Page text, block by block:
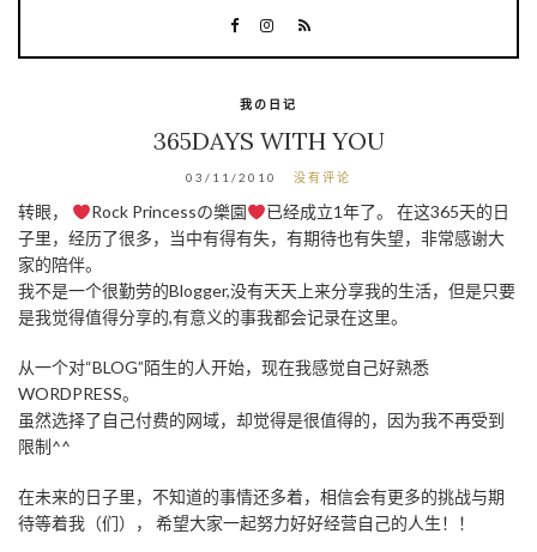
我の日记
365DAYS WITH YOU
03/11/2010 没有评论
转眼， Rock Princessの樂園
已经成立1年了。 在这365天的日
子里，经历了很多，当中有得有失，有期待也有失望，非常感谢大
家的陪伴。
我不是一个很勤劳的Blogger,没有天天上来分享我的生活，但是只要
是我觉得值得分享的,有意义的事我都会记录在这里。
从一个对“BLOG”陌生的人开始，现在我感觉自己好熟悉
WORDPRESS。
虽然选择了自己付费的网域，却觉得是很值得的，因为我不再受到
限制^^
在未来的日子里，不知道的事情还多着，相信会有更多的挑战与期
待等着我（们）， 希望大家一起努力好好经营自己的人生！！